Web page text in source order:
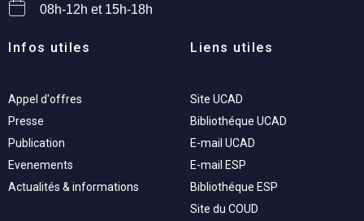
08h-12h et 15h-18h
Infos utiles
Appel d'offres
Presse
Publication
Evenements
Actualités & informations
Liens utiles
Site UCAD
Bibliothéque UCAD
E-mail UCAD
E-mail ESP
Bibliothéque ESP
Site du COUD